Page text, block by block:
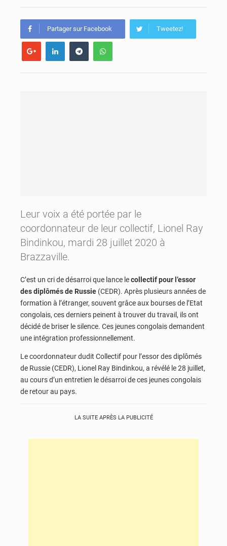
Partager sur Facebook Tweetez!
Leur voix a été portée par le
coordonnateur de leur collectif, Lionel Ray
Bindinkou, mardi 28 juillet 2020 à
Brazzaville.
C’est un cri de désarroi que lance lecollectif pour l’essor
des diplômés de Russie (CEDR). Après plusieurs années de
formation à l’étranger, souvent grâce aux bourses de l’Etat
congolais, ces derniers peinent à trouver du travail, ils ont
décidé de briser le silence. Ces jeunes congolais demandent
une intégration professionnellement.
Le coordonnateur dudit Collectif pour l’essor des diplômés
de Russie (CEDR), Lionel Ray Bindinkou, a révélé le 28 juillet,
au cours d’un entretien le désarroi de ces jeunes congolais
de retour au pays.
LA SUITE APRÈS LA PUBLICITÉ